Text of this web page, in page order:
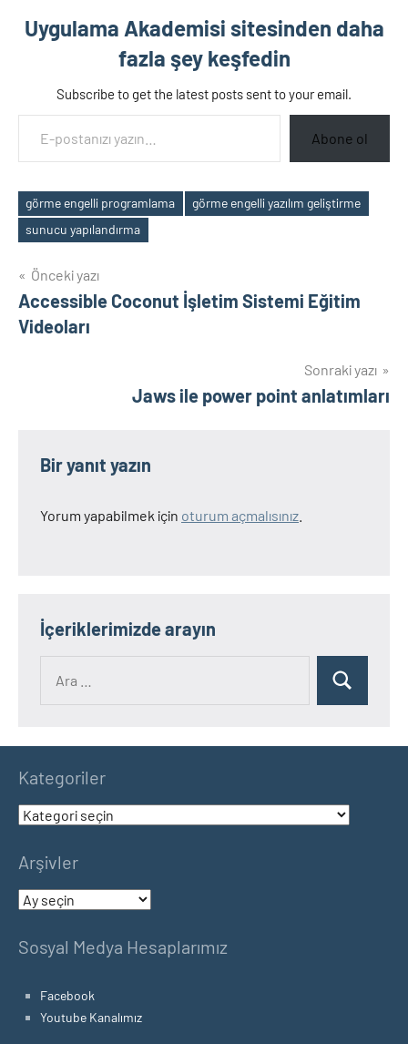
Uygulama Akademisi sitesinden daha
fazla şey keşfedin
Subscribe to get the latest posts sent to your email.
E-postanızı yazın…
Abone ol
Etiketler
görme engelli programlama
görme engelli yazılım geliştirme
sunucu yapılandırma
Yazı
gezinmesi
Önceki yazı
Accessible Coconut İşletim Sistemi Eğitim
Videoları
Sonraki yazı
Jaws ile power point anlatımları
Bir yanıt yazın
Yorum yapabilmek için oturum açmalısınız
İçeriklerimizde arayın
Ara
Kategoriler
Kategoriler
Arşivler
Arşivler
Sosyal Medya Hesaplarımız
Facebook
Youtube Kanalımız